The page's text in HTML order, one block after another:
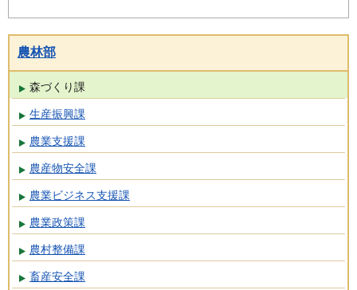
農林部
森づくり課
生産振興課
農業支援課
農産物安全課
農業ビジネス支援課
農業政策課
農村整備課
畜産安全課